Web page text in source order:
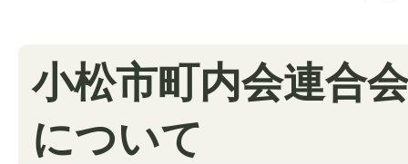
小松市町内会連合
について